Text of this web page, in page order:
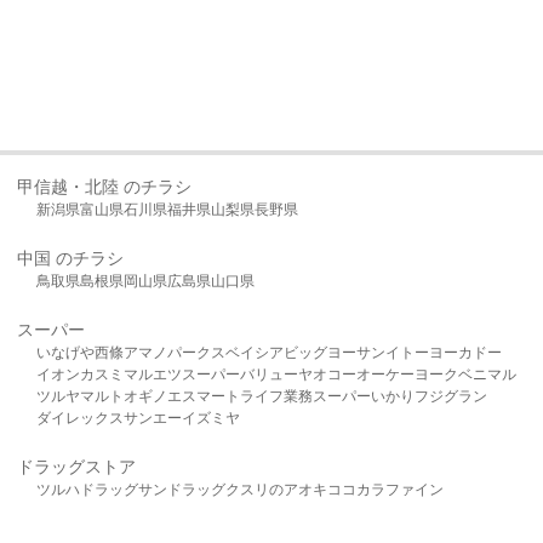
甲信越・北陸 のチラシ
新潟県富山県石川県福井県山梨県長野県
中国 のチラシ
鳥取県島根県岡山県広島県山口県
スーパー
いなげや西條アマノパークスベイシア ビッグヨーサンイトーヨーカドー
イオンカスミ マルエツスーパーバリューヤオコーオーケー ヨークベニマル
ツルヤマルト オギノ エスマート ライフ業務スーパーいかり フジグラン
ダイレックスサンエーイズミヤ
ドラッグストア
ツルハドラッグサンドラッグクスリのアオキ ココカラファイン